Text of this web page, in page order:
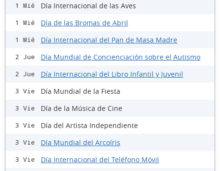
1 Mié Día Internacional de las Aves
1 Mié Día de las Bromas de Abril
1 Mié Día Internacional del Pan de Masa Madre
2 Jue Día Mundial de Concienciación sobre el Autismo
2 Jue Día Internacional del Libro Infantil y Juvenil
3 Vie Día Mundial de la Fiesta
3 Vie Día de la Música de Cine
3 Vie Día del Artista Independiente
3 Vie Día Mundial del Arcoíris
3 Vie Día Internacional del Teléfono Móvil